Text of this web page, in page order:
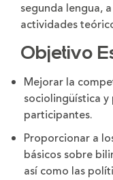
segunda lengua,
actividades
Objetivo
Mejorar la
sociolingüística
participantes.
Proporcionar a
básicos sobre
así como las